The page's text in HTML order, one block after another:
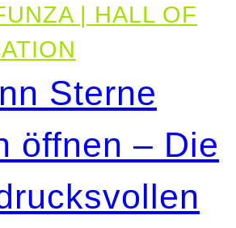
| HALL OF
Sterne
öffnen – Die